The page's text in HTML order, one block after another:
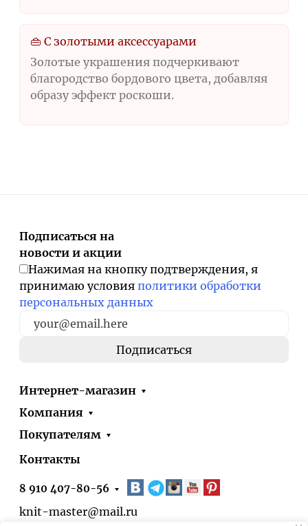
👜 С золотыми аксессуарами
Золотые украшения подчеркивают
благородство бордового цвета, добавляя
образу эффект роскоши.
Подписаться на
новости и акции
Нажимая на кнопку подтверждения, я
принимаю условия политики обработки
персональных данных
Интернет-магазин
Компания
Покупателям
Контакты
8 910 407-80-56
knit-master@mail.ru